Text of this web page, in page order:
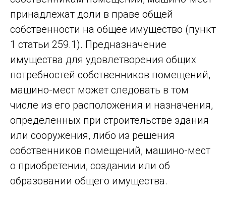
принадлежат доли в праве общей
собственности на общее имущество (пункт
1 статьи 259.1). Предназначение
имущества для удовлетворения общих
потребностей собственников помещений,
машино-мест может следовать в том
числе из его расположения и назначения,
определенных при строительстве здания
или сооружения, либо из решения
собственников помещений, машино-мест
о приобретении, создании или об
образовании общего имущества.